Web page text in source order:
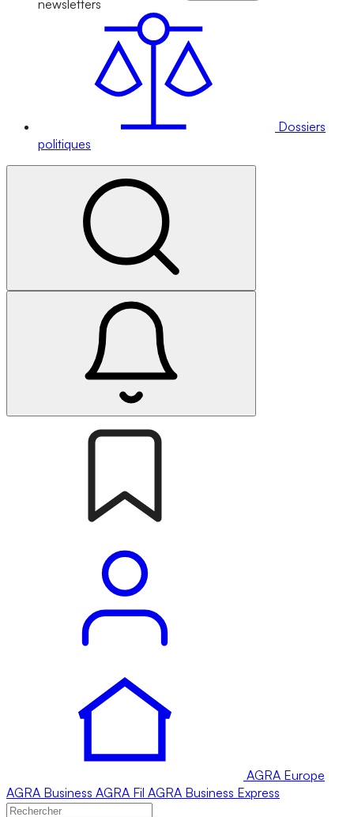
newsletters
Dossiers
politiques
AGRA Europe
AGRA Business AGRA Fil AGRA Business Express